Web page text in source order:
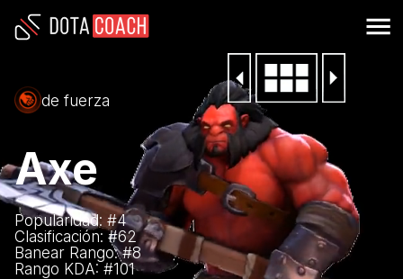
de fuerza
Axe
Popularidad: #4
Clasificación: #62
Banear Rango: #8
Rango KDA: #101